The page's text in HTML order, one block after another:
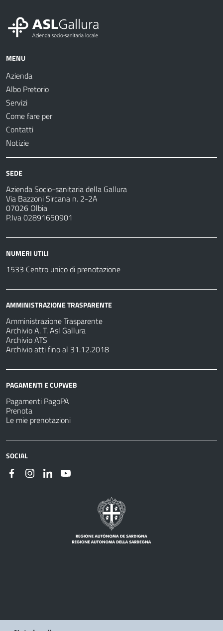
MENU
Azienda
Albo Pretorio
Servizi
Come fare per
Contatti
Notizie
SEDE
Azienda Socio-sanitaria della Gallura
Via Bazzoni Sircana n. 2-2A
07026 Olbia
P.Iva 02891650901
NUMERI UTILI
1533 Centro unico di prenotazione
AMMINISTRAZIONE TRASPARENTE
Amministrazione Trasparente
Archivio A. T. Asl Gallura
Archivio ATS
Archivio atti fino al 31.12.2018
PAGAMENTI E CUPWEB
Pagamenti PagoPA
Prenota
Le mie prenotazioni
SOCIAL